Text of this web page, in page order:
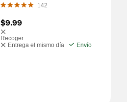
142
$9.99
Recoger
Entrega el mismo día
Envío